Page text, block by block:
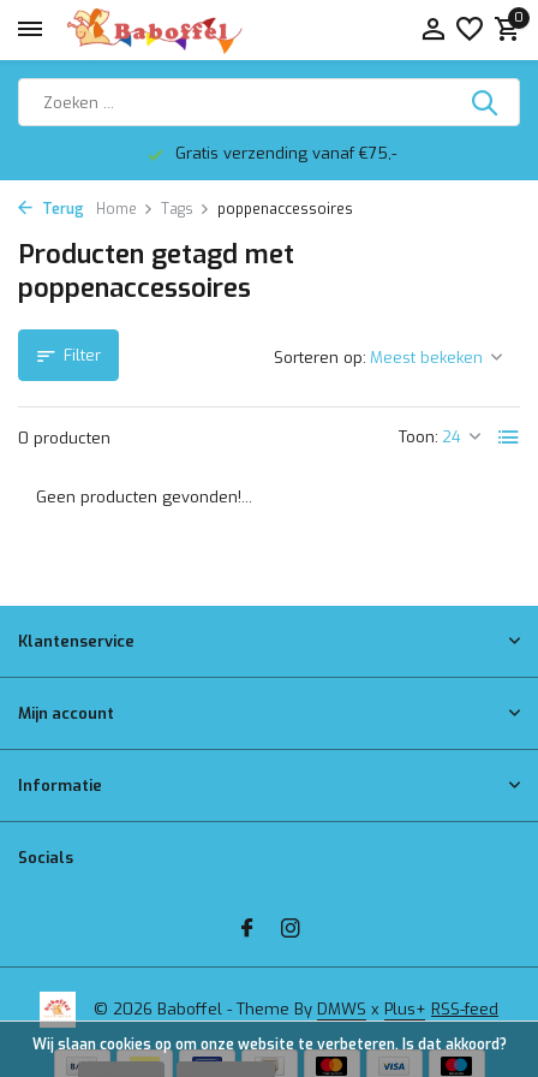
0
Gratis verzending vanaf €75,-
Terug Home Tags poppenaccessoires
Producten getagd met
poppenaccessoires
Filter
0 producten Toon:
Sorteren op:
Geen producten gevonden!...
Klantenservice
Mijn account
Informatie
Socials
© 2026 Baboffel - Theme By DMWS x Plus+ RSS-feed
Wij slaan cookies op om onze website te verbeteren. Is dat akkoord?